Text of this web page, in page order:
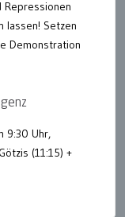
lassen! Setzen
Demonstration
9:30 Uhr,
(11:15) +